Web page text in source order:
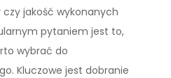
jakość wykonanych
pytaniem jest to,
wybrać do
Kluczowe jest dobranie